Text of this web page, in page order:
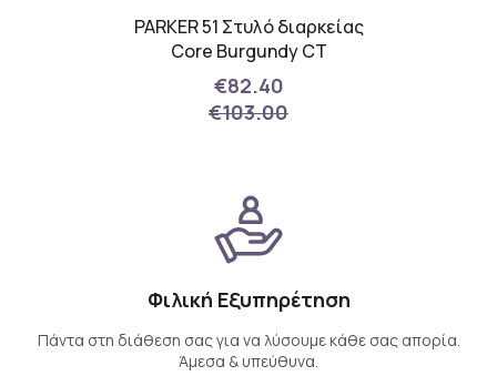
PARKER 51 Στυλό διαρκείας
Core Burgundy CT
€82.40
€103.00
Φιλική Εξυπηρέτηση
Πάντα στη διάθεση σας για να λύσουμε κάθε σας απορία.
Άμεσα & υπεύθυνα.